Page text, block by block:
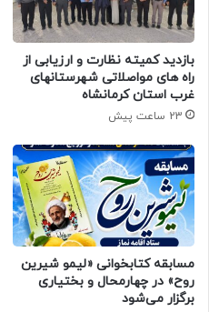
بازدید کمیته نظارت و ارزیابی از
راه های مواصلاتی شهرستانهای
غرب استان کرمانشاه
23 ساعت پیش
مسابقه کتابخوانی «لیمو شیرین
روح» در چهارمحال و بختیاری
برگزار می‌شود